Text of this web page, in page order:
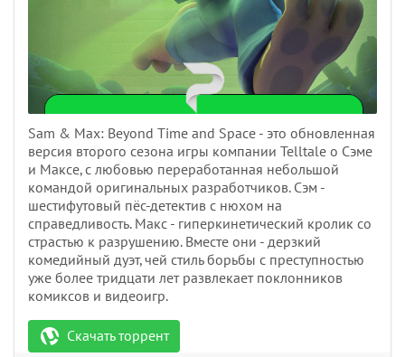
Sam & Max: Beyond Time and Space - это обновленная
версия второго сезона игры компании Telltale о Сэме
и Максе, с любовью переработанная небольшой
командой оригинальных разработчиков. Сэм -
шестифутовый пёс-детектив с нюхом на
справедливость. Макс - гиперкинетический кролик со
страстью к разрушению. Вместе они - дерзкий
комедийный дуэт, чей стиль борьбы с преступностью
уже более тридцати лет развлекает поклонников
комиксов и видеоигр.
Скачать торрент